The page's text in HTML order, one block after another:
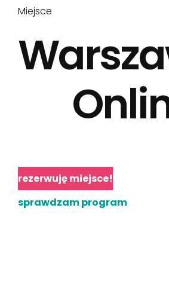
Miejsce
rezerwuję miejsce!
sprawdzam program